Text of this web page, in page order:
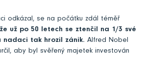
odkázal, se na počátku zdál téměř
už po 50 letech se ztenčil na 1/3 své
nadaci tak hrozil zánik. Alfred Nobel
aby byl svěřený majetek investován